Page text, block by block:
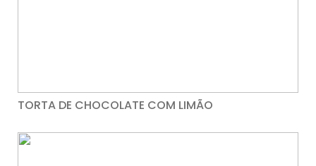
TORTA DE CHOCOLATE COM LIMÃO